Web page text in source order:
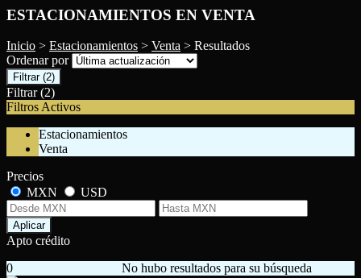
ESTACIONAMIENTOS EN VENTA
Inicio > Estacionamientos > Venta > Resultados
Ordenar por
Filtrar (2)
Filtrar (2)
Filtros Activos
Estacionamientos
Venta
Precios
MXN
USD
Aplicar
Apto crédito
No hubo resultados para su búsqueda
0